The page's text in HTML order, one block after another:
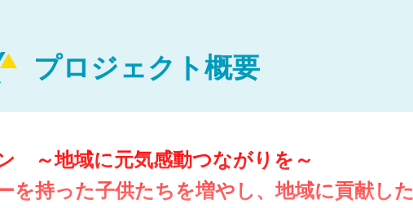
プロジェクト概要
～地域に元気感動つながりを～
を持った子供たちを増やし、地域に貢献した